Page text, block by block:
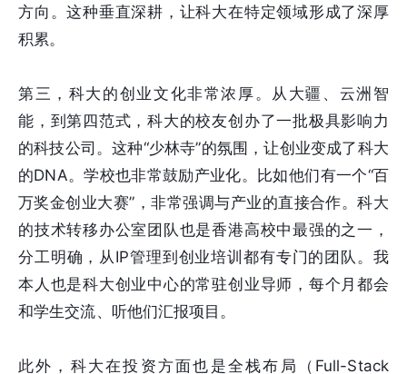
方向。这种垂直深耕，让科大在特定领域形成了深厚
积累。
第三，科大的创业文化非常浓厚。从大疆、云洲智
能，到第四范式，科大的校友创办了一批极具影响力
的科技公司。这种“少林寺”的氛围，让创业变成了科大
的DNA。学校也非常鼓励产业化。比如他们有一个“百
万奖金创业大赛”，非常强调与产业的直接合作。科大
的技术转移办公室团队也是香港高校中最强的之一，
分工明确，从IP管理到创业培训都有专门的团队。我
本人也是科大创业中心的常驻创业导师，每个月都会
和学生交流、听他们汇报项目。
此外，科大在投资方面也是全栈布局（Full-Stack